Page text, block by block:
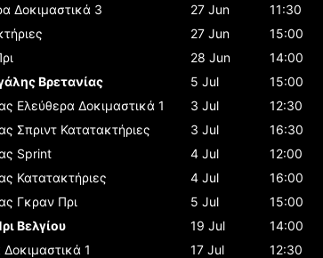
Δοκιμαστικά 3 27 Jun
11:30
27 Jun
15:00
28 Jun
14:00
Βρετανίας
5 Jul
15:00
Ελεύθερα Δοκιμαστικά 1 3 Jul
12:30
Σπριντ Κατατακτήριες 3 Jul
16:30
Sprint 4 Jul
12:00
Κατατακτήριες 4 Jul
16:00
Γκραν Πρι 5 Jul
15:00
Βελγίου
19 Jul
14:00
1 17 Jul
12:30